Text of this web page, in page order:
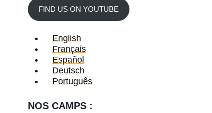
FIND US ON YOUTUBE
English
Français
Español
Deutsch
Português
NOS CAMPS :